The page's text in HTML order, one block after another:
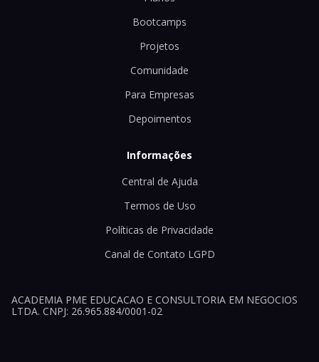
Bootcamps
Projetos
Comunidade
Para Empresas
Depoimentos
Informações
Central de Ajuda
Termos de Uso
Políticas de Privacidade
Canal de Contato LGPD
ACADEMIA PME EDUCACAO E CONSULTORIA EM NEGOCIOS
LTDA. CNPJ: 26.965.884/0001-02